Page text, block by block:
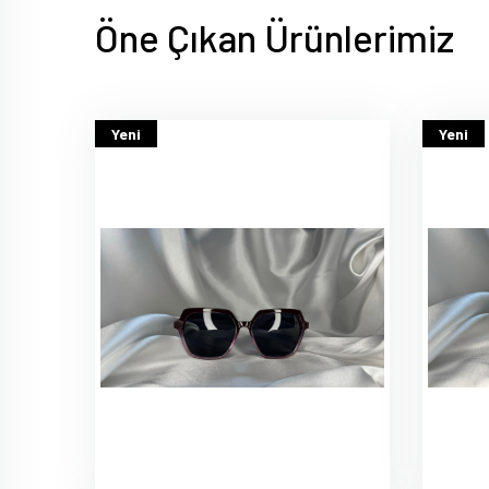
Öne Çıkan Ürünlerimiz
Yeni Yeni